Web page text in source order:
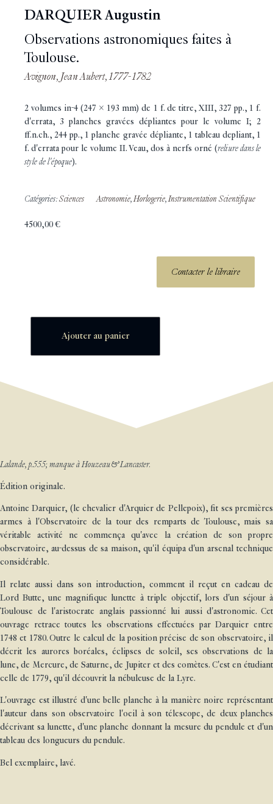
DARQUIER Augustin
Observations astronomiques faites à
Toulouse.
Avignon, Jean Aubert, 1777-1782
2 volumes in-4 (247 x 193 mm) de 1 f. de titre, XIII, 327 pp., 1 f.
d'errata, 3 planches gravées dépliantes pour le volume I; 2
ff.n.ch., 244 pp., 1 planche gravée dépliante, 1 tableau depliant, 1
f. d'errata pour le volume II. Veau, dos à nerfs orné (reliure dans le
style de l'époque).
Catégories: Sciences Astronomie,Horlogerie,Instrumentation Scientifique
4500,00€
Contacter le libraire
Ajouter au panier
Lalande, p.555; manque à Houzeau & Lancaster.
Édition originale.
Antoine Darquier, (le chevalier d'Arquier de Pellepoix), fit ses premières
armes à l'Observatoire de la tour des remparts de Toulouse, mais sa
véritable activité ne commença qu'avec la création de son propre
observatoire, au-dessus de sa maison, qu'il équipa d'un arsenal technique
considérable.
Il relate aussi dans son introduction, comment il reçut en cadeau de
Lord Butte, une magnifique lunette à triple objectif, lors d'un séjour à
Toulouse de l'aristocrate anglais passionné lui aussi d'astronomie. Cet
ouvrage retrace toutes les observations effectuées par Darquier entre
1748 et 1780. Outre le calcul de la position précise de son observatoire, il
décrit les aurores boréales, éclipses de soleil, ses observations de la
lune, de Mercure, de Saturne, de Jupiter et des comètes. C'est en étudiant
celle de 1779, qu'il découvrit la nébuleuse de la Lyre.
L'ouvrage est illustré d'une belle planche à la manière noire représentant
l'auteur dans son observatoire l'oeil à son télescope, de deux planches
décrivant sa lunette, d'une planche donnant la mesure du pendule et d'un
tableau des longueurs du pendule.
Bel exemplaire, lavé.